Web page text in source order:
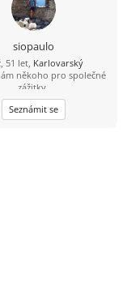
siopaulo
51 let, Karlovarský
někoho pro společné
zážitky.
Seznámit se